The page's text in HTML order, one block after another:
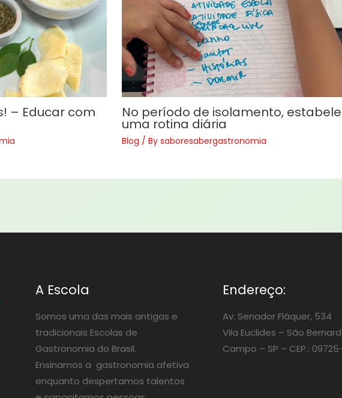
– Educar com No período de isolamento,
uma rotina diária
Blog / By saboresabergastronomia
A Escola
Somos uma das mais antigas e
tradicionais Escolas de
Gastronomia do Brasil.
Ensinamos a gastronomia afetiva
enquanto despertamos talentos
Endereço:
Av. Senador Fláquer, 534
Vila Euclides – São
Campo – SP – CEP.: